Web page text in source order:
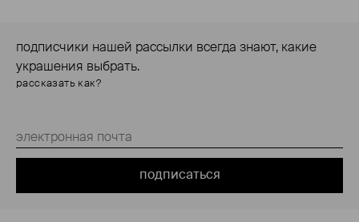
подписчики нашей рассылки всегда знают, какие
украшения выбрать.
рассказать как?
подписаться